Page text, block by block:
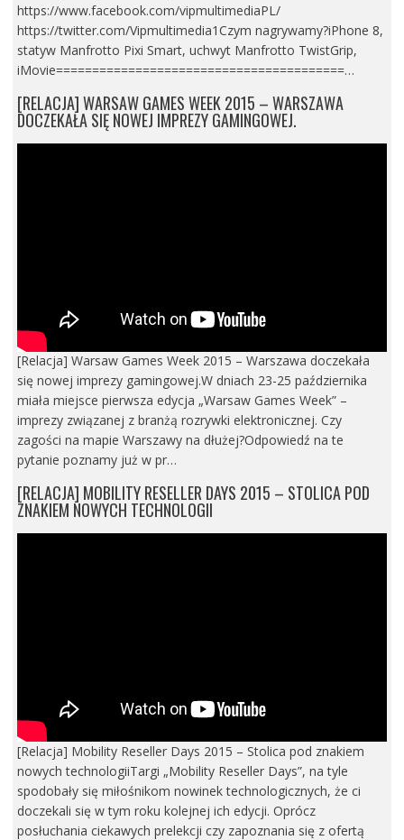
https://www.facebook.com/vipmultimediaPL/
https://twitter.com/Vipmultimedia1Czym nagrywamy?iPhone 8,
statyw Manfrotto Pixi Smart, uchwyt Manfrotto TwistGrip,
iMovie========================================…
[RELACJA] WARSAW GAMES WEEK 2015 – WARSZAWA
DOCZEKAŁA SIĘ NOWEJ IMPREZY GAMINGOWEJ.
[Relacja] Warsaw Games Week 2015 – Warszawa doczekała
się nowej imprezy gamingowej.W dniach 23-25 października
miała miejsce pierwsza edycja „Warsaw Games Week” –
imprezy związanej z branżą rozrywki elektronicznej. Czy
zagości na mapie Warszawy na dłużej?Odpowiedź na te
pytanie poznamy już w pr…
[RELACJA] MOBILITY RESELLER DAYS 2015 – STOLICA POD
ZNAKIEM NOWYCH TECHNOLOGII
[Relacja] Mobility Reseller Days 2015 – Stolica pod znakiem
nowych technologiiTargi „Mobility Reseller Days”, na tyle
spodobały się miłośnikom nowinek technologicznych, że ci
doczekali się w tym roku kolejnej ich edycji. Oprócz
posłuchania ciekawych prelekcji czy zapoznania się z ofertą